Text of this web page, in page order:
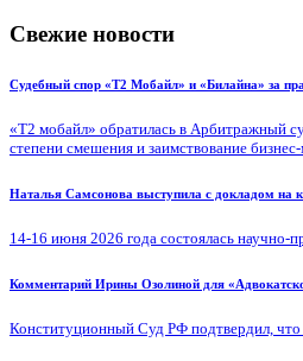
Свежие новости
Судебный спор «Т2 Мобайл» и «Билайна» за
«Т2 мобайл» обратилась в Арбитражный
степени смешения и заимствование
Наталья Самсонова выступила с докладом на
14-16 июня 2026 года состоялась научно-
Комментарий Ирины Озолиной для
Конституционный Суд РФ подтвердил,